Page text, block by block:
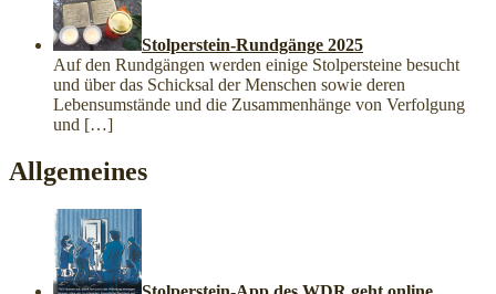
Stolperstein-Rundgänge 2025
Auf den Rundgängen werden einige Stolpersteine besucht
und über das Schicksal der Menschen sowie deren
Lebensumstände und die Zusammenhänge von Verfolgung
und […]
Allgemeines